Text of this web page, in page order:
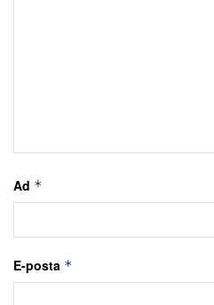
Ad *
E-posta *